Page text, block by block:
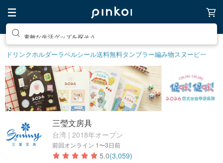
素敵な生活グッズを探そう
ドリンクホルダーラベルシール送料無料タンブラー編み物スヌーピー
三瑩文房具
台湾 | 2018年オープン
前回オンライン 1〜3日前
5.0(3,059)